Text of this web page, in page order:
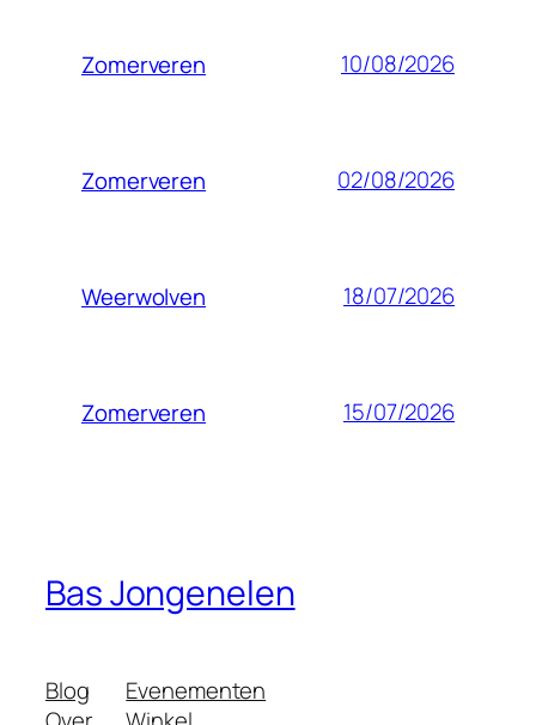
Zomerveren 10/08/2026
Zomerveren 02/08/2026
Weerwolven 18/07/2026
Zomerveren 15/07/2026
Bas Jongenelen
Blog
Evenementen